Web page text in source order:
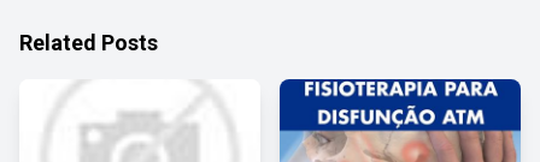
Related Posts